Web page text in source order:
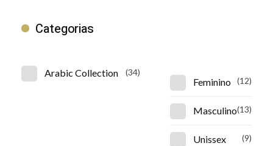
Categorias
Arabic Collection (34)
Feminino (12)
Masculino(13)
Unissex (9)